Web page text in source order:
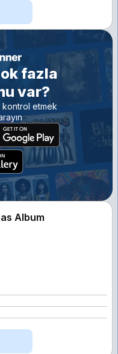
fazla
var?
kontrol etmek
Album